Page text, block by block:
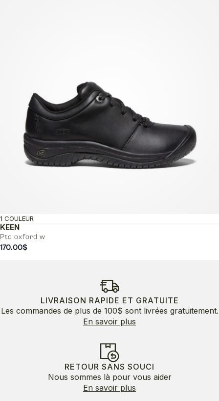
KEEN
Ptc oxford w
1 COULEUR
170.00$
LIVRAISON RAPIDE ET GRATUITE
Les commandes de plus de 100$ sont livrées gratuitement.
En savoir plus
RETOUR SANS SOUCI
Nous sommes là pour vous aider
En savoir plus